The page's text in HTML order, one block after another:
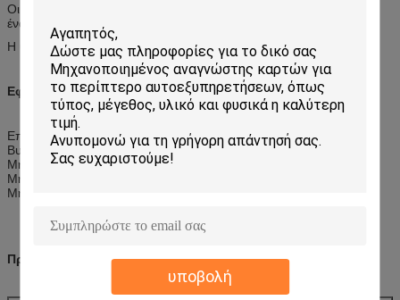
υποβολή
Οι συλλογικές σημειώσεις στο στοιβαχτή ακολουθούνται πάντα με
ένα αρχείο
Η υποστήριξη που ανιχνεύει άλλαξε τις σημειώσεις
Εφαρμογές:
Επαναφόρτιση της μηχανής
Βυτιοφόρο
Μηχανή αυτόματης πώλησης
Μηχανή τυχερού παιχνιδιού
Μηχανή πληρωμής αυτοεξυπηρετήσεων
Προδιαγραφές: